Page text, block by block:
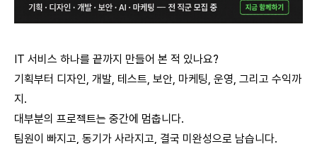
IT 서비스 하나를 끝까지 만들어 본 적 있나요?
기획부터 디자인, 개발, 테스트, 보안, 마케팅, 운영, 그리고 수익까
지.
대부분의 프로젝트는 중간에 멈춥니다.
팀원이 빠지고, 동기가 사라지고, 결국 미완성으로 남습니다.